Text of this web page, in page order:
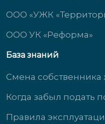
ООО «УЖК
ООО УК «Реформа»
База знаний
Смена
Когда забыл подать
Правила